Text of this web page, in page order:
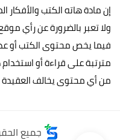
إن مادة هاته الكتب
ولا تعبر بالضرورة عن رأي
فيما يخص محتوى الكتب أو عدم
مترتبة على قراءة أو
من أي محتوى يخالف العقيدة
جميع